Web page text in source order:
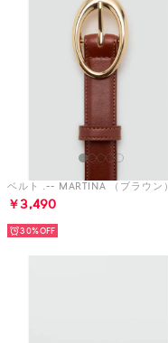
ベルト .-- MARTINA （ブラウン）
￥3,490
30%